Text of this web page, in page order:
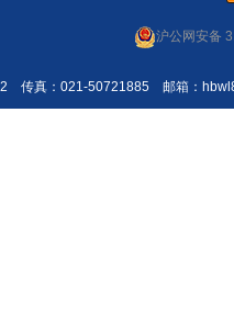
沪公网安备
传真：021-50721885 邮箱：